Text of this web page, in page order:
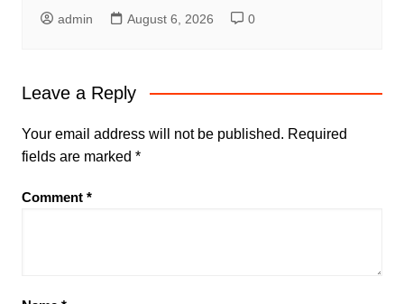
admin August 6, 2026 0
Leave a Reply
Your email address will not be published. Required
fields are marked *
Comment *